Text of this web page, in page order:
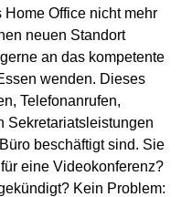
Office nicht mehr
neuen Standort
an das kompetente
wenden. Dieses
Telefonanrufen,
Sekretariatsleistungen
beschäftigt sind. Sie
eine Videokonferenz?
Kein Problem: